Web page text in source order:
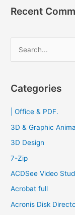
ตั้ง
ละเอียด
Updated
Recent
r
f
o
Categories
| Office & PDF.
3D & Graphic
3D Design
7-Zip
ACDSee Video
Acrobat full
Acronis Disk